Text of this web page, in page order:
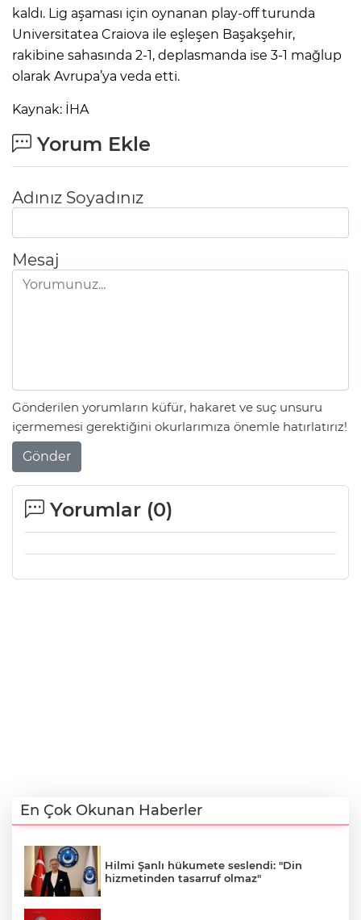
kaldı. Lig aşaması için oynanan play-off turunda
Universitatea Craiova ile eşleşen Başakşehir,
rakibine sahasında 2-1, deplasmanda ise 3-1 mağlup
olarak Avrupa’ya veda etti.
Kaynak: İHA
Yorum Ekle
Adınız Soyadınız
Mesaj
Gönderilen yorumların küfür, hakaret ve suç unsuru
içermemesi gerektiğini okurlarımıza önemle hatırlatırız!
Gönder
Yorumlar (0)
En Çok Okunan Haberler
Hilmi Şanlı hükumete seslendi: "Din
hizmetinden tasarruf olmaz"